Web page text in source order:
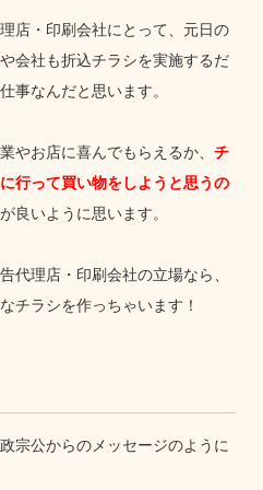
店・印刷会社にとって、元日の
会社も折込チラシを実施するだ
事なんだと思います。
やお店に喜んでもらえるか、 チ
行って買い物をしようと思うの
良いように思います。
代理店・印刷会社の立場なら、
チラシを作っちゃいます！
宗公からのメッセージのように